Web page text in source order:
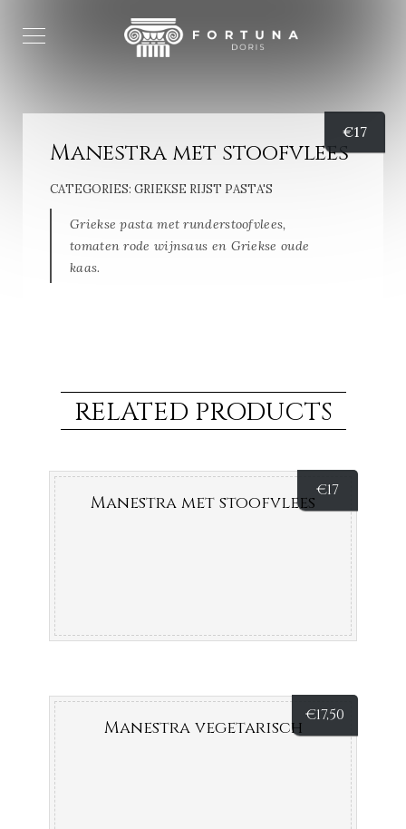
Manestra met stoofvlees
CATEGORIES: GRIEKSE RIJST PASTA'S
Griekse pasta met runderstoofvlees,
tomaten rode wijnsaus en Griekse oude
kaas.
€17
RELATED PRODUCTS
€17
Manestra met stoofvlees
€17,50
Manestra vegetarisch